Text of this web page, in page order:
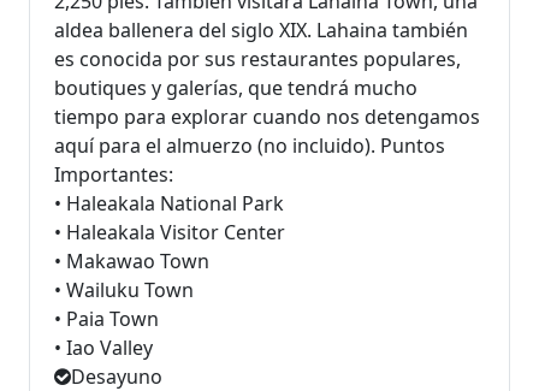
aldea ballenera del siglo XIX. Lahaina también
es conocida por sus restaurantes populares,
boutiques y galerías, que tendrá mucho
tiempo para explorar cuando nos detengamos
aquí para el almuerzo (no incluido). Puntos
Importantes:
• Haleakala National Park
• Haleakala Visitor Center
• Makawao Town
• Wailuku Town
• Paia Town
• Iao Valley
Desayuno